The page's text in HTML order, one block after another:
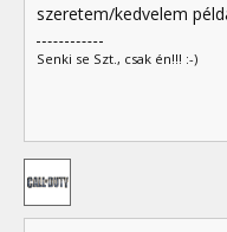
szeretem/kedvelem
Senki se Szt., csak én!!! :-)